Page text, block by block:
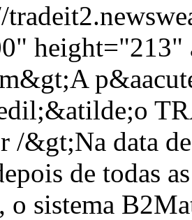
&gt;Na data
de todas
o sistema